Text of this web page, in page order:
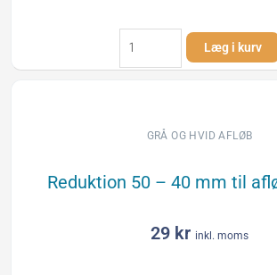
Reduktion
40
-
grå
antal
Læg i kurv
GRÅ OG HVID AFLØB
Reduktion 50 – 40 mm til
29 kr inkl. moms